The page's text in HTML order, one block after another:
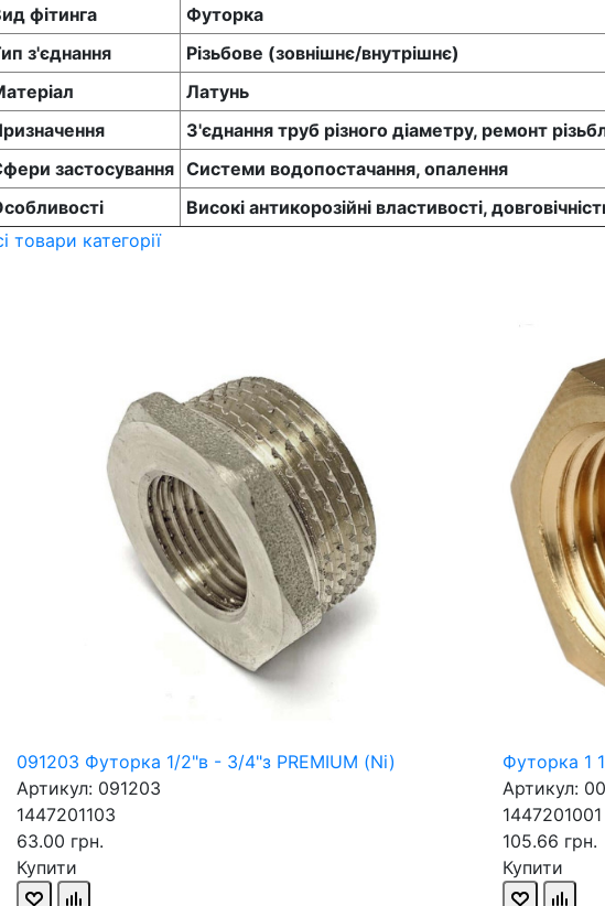
фітинга
Футорка
з'єднання
Різьбове (зовнішнє/внутрішнє)
Латунь
З'єднання труб різного діаметру, ремонт
застосування Системи водопостачання, опалення
Високі антикорозійні властивості,
товари категорії
091203 Футорка 1/2"в - 3/4"з PREMIUM (Ni)
Артикул: 091203
1447201103
63.00 грн.
Купити
Футорка 1
Артикул:
1447201001
105.66 грн.
Купити